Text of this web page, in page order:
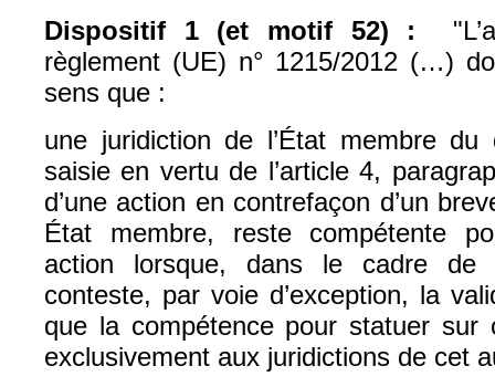
Dispositif 1 (et motif 52) :
règlement (UE) n° 1215/2012 (…)
sens que :
une juridiction de l’État membre du
saisie en vertu de l’article 4,
d’une action en contrefaçon d’un
État membre, reste compétente
action lorsque, dans le cadre de
conteste, par voie d’exception, la
que la compétence pour statuer sur
exclusivement aux juridictions de cet